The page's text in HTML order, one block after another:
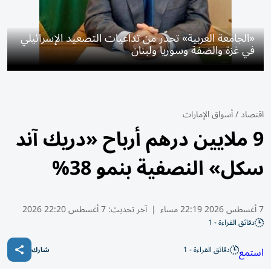
«الجامعة العربية» تحذّر من تداعيات التصعيد الإسرائيلي
في غزة والضفة وسوريا ولبنان
اقتصاد/أسواق الإمارات
9 ملايين درهم أرباح «دريك آند
سكل» النصفية بنمو 38%
7 أغسطس 2026 22:19 مساء | آخر تحديث:7 أغسطس 22:20 2026
دقائق القراءة - 1
استمع دقائق القراءة - 1 شارك